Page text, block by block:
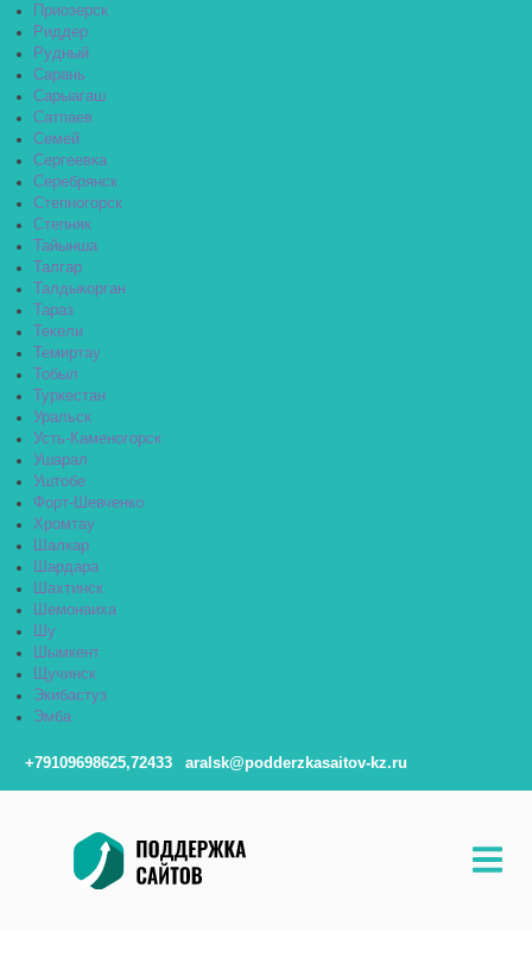
Приозерск
Риддер
Рудный
Сарань
Сарыагаш
Сатпаев
Семей
Сергеевка
Серебрянск
Степногорск
Степняк
Тайынша
Талгар
Талдыкорган
Тараз
Текели
Темиртау
Тобыл
Туркестан
Уральск
Усть-Каменогорск
Ушарал
Уштобе
Форт-Шевченко
Хромтау
Шалкар
Шардара
Шахтинск
Шемонаиха
Шу
Шымкент
Щучинск
Экибастуз
Эмба
+79109698625,72433 aralsk@podderzkasaitov-kz.ru